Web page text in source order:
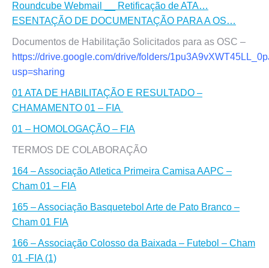
Roundcube Webmail __ Retificação de ATA…
ESENTAÇÃO DE DOCUMENTAÇÃO PARA A OS…
Documentos de Habilitação Solicitados para as OSC –
https://drive.google.com/drive/folders/
usp=sharing
01 ATA DE HABILITAÇÃO E RESULTADO –
CHAMAMENTO 01 – FIA
01 – HOMOLOGAÇÃO – FIA
TERMOS DE COLABORAÇÃO
164 – Associação Atletica Primeira Camisa AAPC –
Cham 01 – FIA
165 – Associação Basquetebol Arte de Pato Branco –
Cham 01 FIA
166 – Associação Colosso da Baixada – Futebol – Cham
01 -FIA (1)